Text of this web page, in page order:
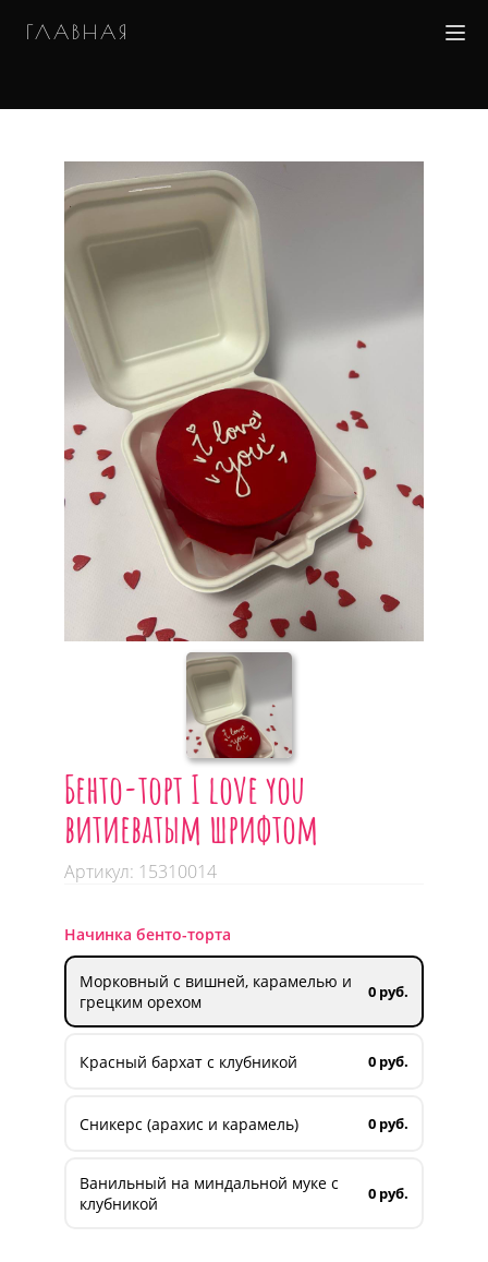
ГЛАВНАЯ
Бенто-торт I love you
витиеватым шрифтом
Артикул: 15310014
Начинка бенто-торта
Морковный с вишней, карамелью и
грецким орехом
0 руб.
Красный бархат с клубникой 0 руб.
Сникерс (арахис и карамель) 0 руб.
Ванильный на миндальной муке с
клубникой
0 руб.